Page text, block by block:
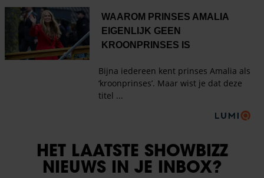
HET LAATSTE SHOWBIZZ
NIEUWS IN JE INBOX?